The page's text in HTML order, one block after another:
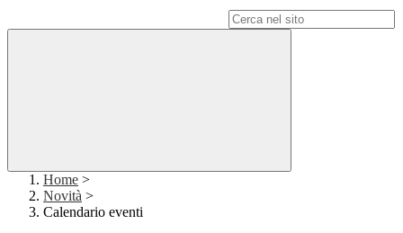
Home >
Novità >
Calendario eventi